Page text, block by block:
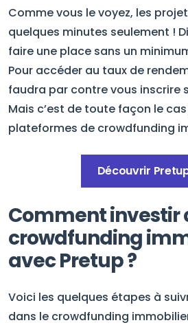
Comme vous le voyez, les
quelques minutes seulement !
faire une place sans un
Pour accéder au taux de
faudra par contre vous inscrire
Mais c’est de toute façon le
plateformes de crowdfunding
Découvrir
Comment investir
crowdfunding
avec Pretup ?
Voici les quelques étapes à
dans le crowdfunding